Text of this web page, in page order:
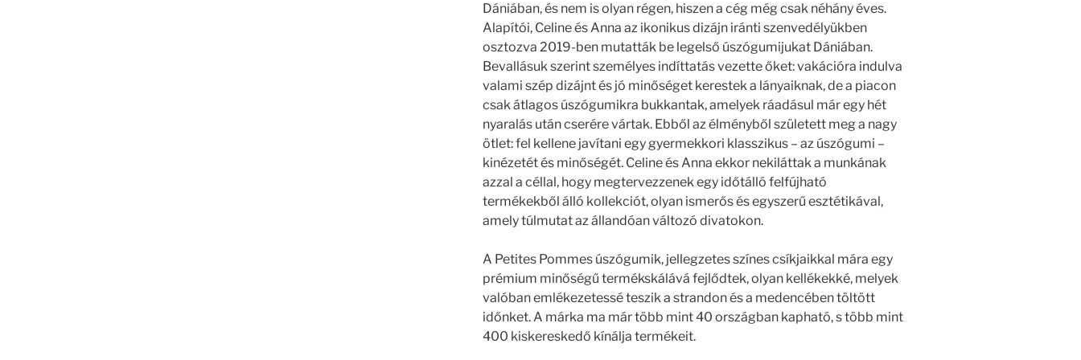
Dániában, és nem is olyan régen, hiszen a cég még csak néhány éves.
Alapítói, Celine és Anna az ikonikus dizájn iránti szenvedélyükben
osztozva 2019-ben mutatták be legelső úszógumijukat Dániában.
Bevallásuk szerint személyes indíttatás vezette őket: vakációra indulva
valami szép dizájnt és jó minőséget kerestek a lányaiknak, de a piacon
csak átlagos úszógumikra bukkantak, amelyek ráadásul már egy hét
nyaralás után cserére vártak. Ebből az élményből született meg a nagy
ötlet: fel kellene javítani egy gyermekkori klasszikus – az úszógumi –
kinézetét és minőségét. Celine és Anna ekkor nekiláttak a munkának
azzal a céllal, hogy megtervezzenek egy időtálló felfújható
termékekből álló kollekciót, olyan ismerős és egyszerű esztétikával,
amely túlmutat az állandóan változó divatokon.
A Petites Pommes úszógumik, jellegzetes színes csíkjaikkal mára egy
prémium minőségű termékskálává fejlődtek, olyan kellékekké, melyek
valóban emlékezetessé teszik a strandon és a medencében töltött
időnket. A márka ma már több mint 40 országban kapható, s több mint
400 kiskereskedő kínálja termékeit.